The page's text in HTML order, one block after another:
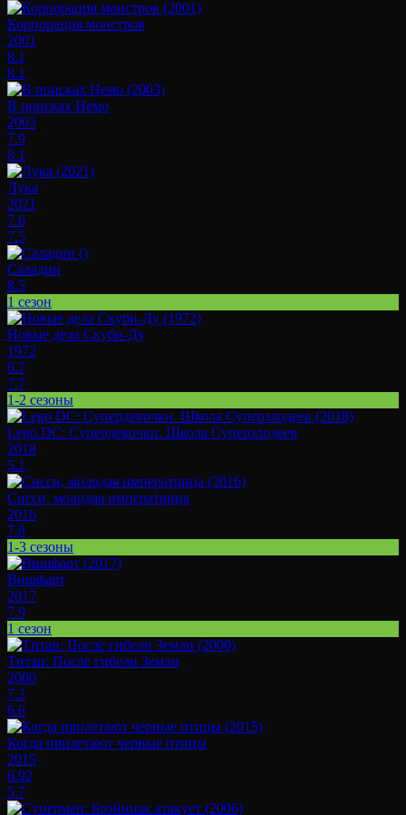
Корпорация монстров
2001
8.1
8.1
В поисках Немо
2003
7.9
8.1
Лука
2021
7.6
7.5
Саладин
8.5
1 сезон
Новые дела Скуби-Ду
1972
6.7
7.7
1-2 сезоны
Lego DC: Супердевочки. Школа Суперзлодеев
2018
5.1
Сисси, молодая императрица
2016
7.8
1-3 сезоны
Вишфарт
2017
7.9
1 сезон
Титан: После гибели Земли
2000
7.3
6.6
Когда прилетают черные птицы
2015
6.92
5.7